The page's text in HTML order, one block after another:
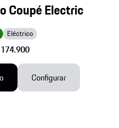
Coupé Electric
Eléctrico
Configurar